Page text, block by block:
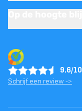
9.6/10
Schrijf een review ->